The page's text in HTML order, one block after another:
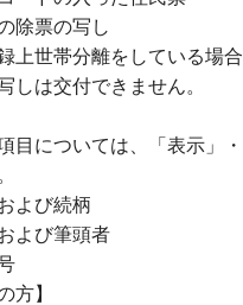
除票の写し
上世帯分離をしている場
しは交付できません。
目については、「表示」
よび続柄
よび筆頭者
方】